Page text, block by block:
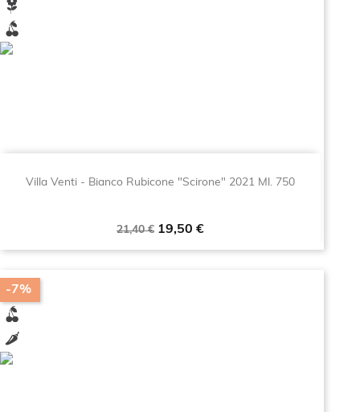
Villa Venti - Bianco Rubicone "Scirone" 2021 Ml. 750
Prezzo
21,40 € Prezzo
19,50 €
-7%